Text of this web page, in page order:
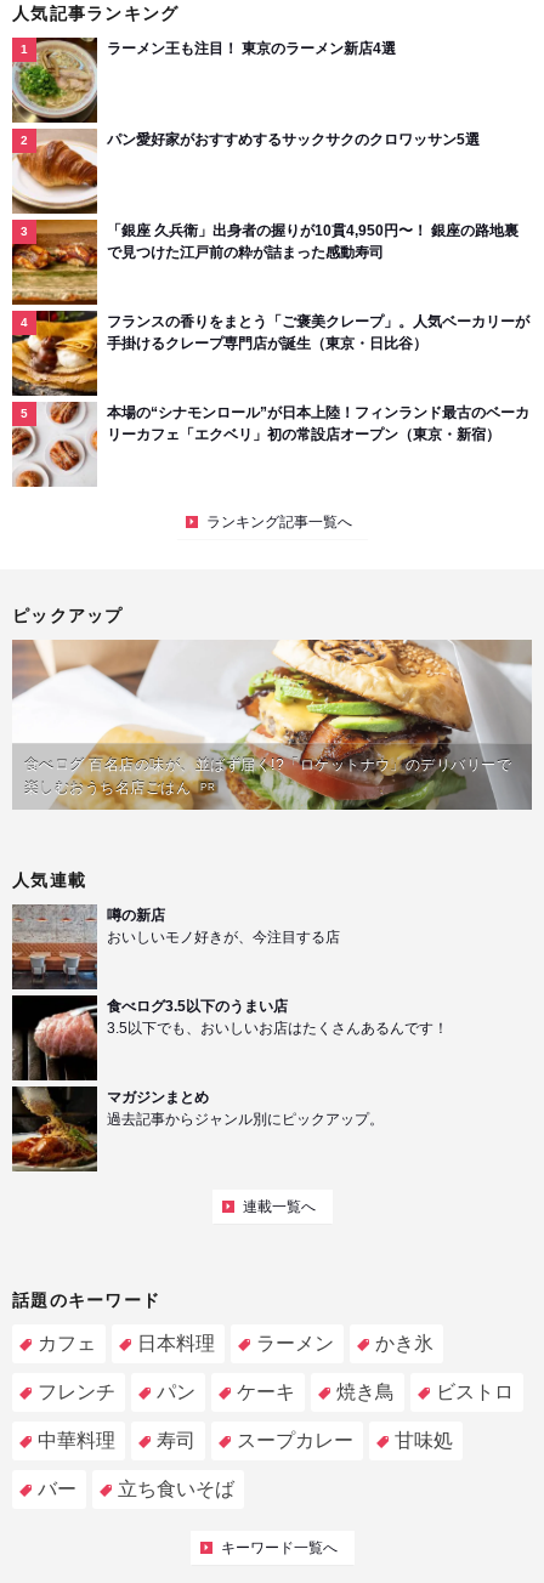
人気記事ランキング
ラーメン王も注目！ 東京のラーメン新店4選
パン愛好家がおすすめするサックサクのクロワッサン5選
「銀座 久兵衛」出身者の握りが10貫4,950円〜！ 銀座の路地裏
で見つけた江戸前の粋が詰まった感動寿司
フランスの香りをまとう「ご褒美クレープ」。人気ベーカリーが
手掛けるクレープ専門店が誕生（東京・日比谷）
本場の“シナモンロール”が日本上陸！フィンランド最古のベーカ
リーカフェ「エクベリ」初の常設店オープン（東京・新宿）
ランキング記事一覧へ
ピックアップ
食べログ 百名店の味が、並ばず届く!?「ロケットナウ」のデリバリーで
楽しむおうち名店ごはん PR
人気連載
噂の新店
おいしいモノ好きが、今注目する店
食べログ3.5以下のうまい店
3.5以下でも、おいしいお店はたくさんあるんです！
マガジンまとめ
過去記事からジャンル別にピックアップ。
連載一覧へ
話題のキーワード
カフェ 日本料理 ラーメン かき氷
フレンチ パン ケーキ 焼き鳥 ビストロ
中華料理 寿司 スープカレー 甘味処
バー 立ち食いそば
キーワード一覧へ